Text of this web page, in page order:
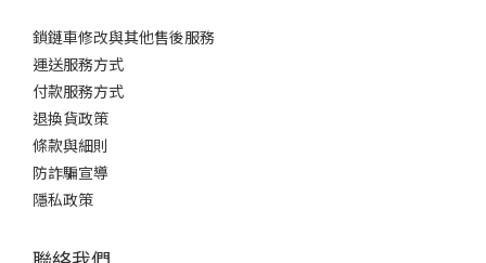
鎖鏈車修改與其他售後服務
運送服務方式
付款服務方式
退換貨政策
條款與細則
防詐騙宣導
隱私政策